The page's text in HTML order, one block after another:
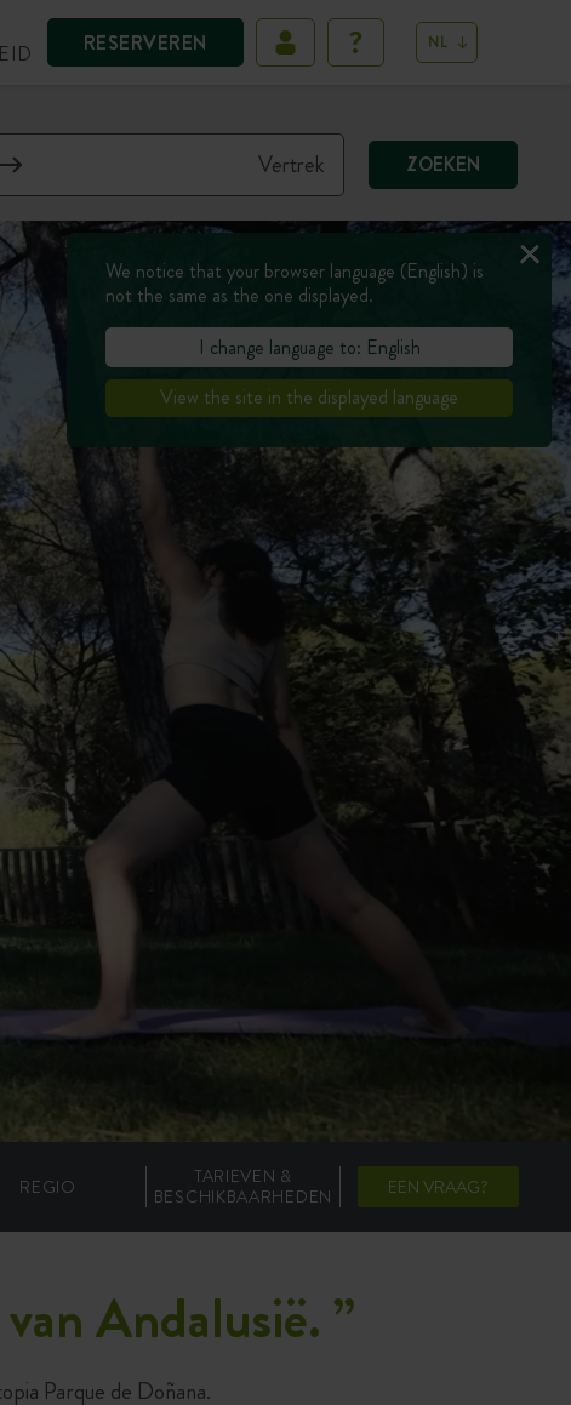
RESERVEREN NL
ZOEKEN
REGIO
TARIEVEN &
BESCHIKBAARHEDEN
EEN VRAAG?
Andalusië. ”
Parque de Doñana.
We notice that your browser language (English) is
not the same as the one displayed.
I change language to: English
View the site in the displayed language